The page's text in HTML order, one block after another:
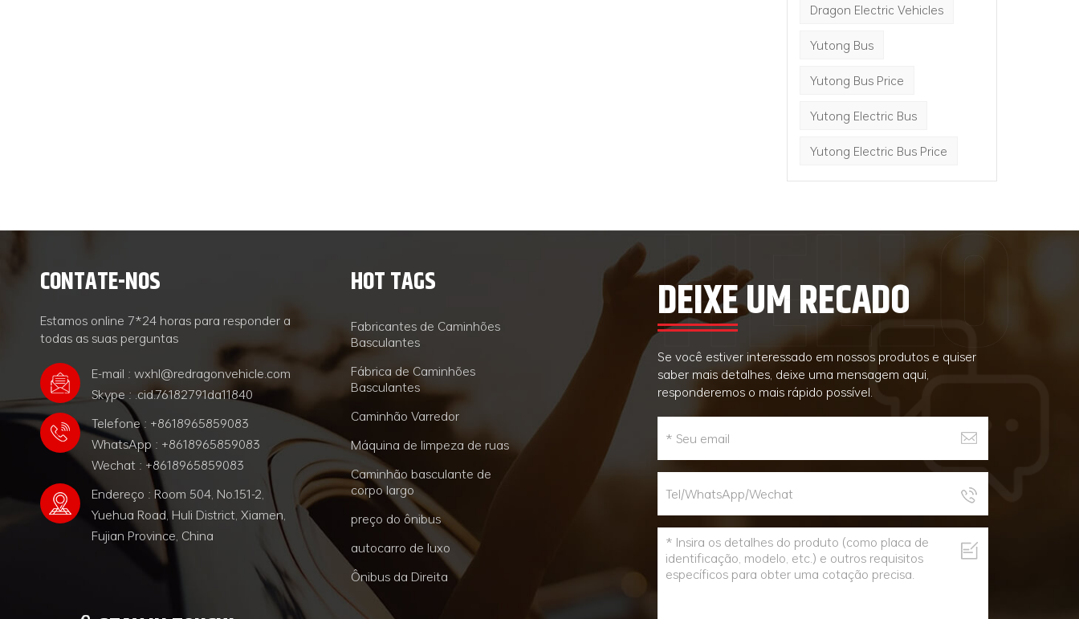
Dragon Electric Vehicles
Yutong Bus
Yutong Bus Price
Yutong Electric Bus
Yutong Electric Bus Price
CONTATE-NOS
Estamos online 7*24 horas para responder a
todas as suas perguntas
E-mail : wxhl@redragonvehicle.com
Skype : .cid.76182791da11840
Telefone : +8618965859083
WhatsApp : +8618965859083
Wechat : +8618965859083
Endereço : Room 504, No.151-2,
Yuehua Road, Huli District, Xiamen,
Fujian Province, China
HOT TAGS
Fabricantes de Caminhões
Basculantes
Fábrica de Caminhões
Basculantes
Caminhão Varredor
Máquina de limpeza de ruas
Caminhão basculante de
corpo largo
preço do ônibus
autocarro de luxo
Ônibus da Direita
DEIXE UM RECADO
Se você estiver interessado em nossos produtos e quiser
saber mais detalhes, deixe uma mensagem aqui,
responderemos o mais rápido possível.